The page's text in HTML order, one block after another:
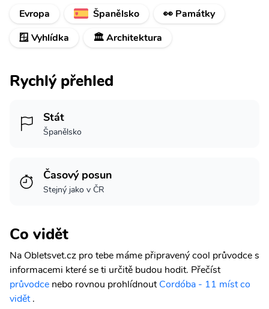
Evropa
Španělsko
👀 Památky
🪟 Vyhlídka
🏛️ Architektura
Rychlý přehled
Stát
Španělsko
Časový posun
Stejný jako v ČR
Co vidět
Na Obletsvet.cz pro tebe máme připravený cool průvodce s
informacemi které se ti určitě budou hodit. Přečíst
průvodce nebo rovnou prohlídnoutCordóba - 11 míst co
vidět.